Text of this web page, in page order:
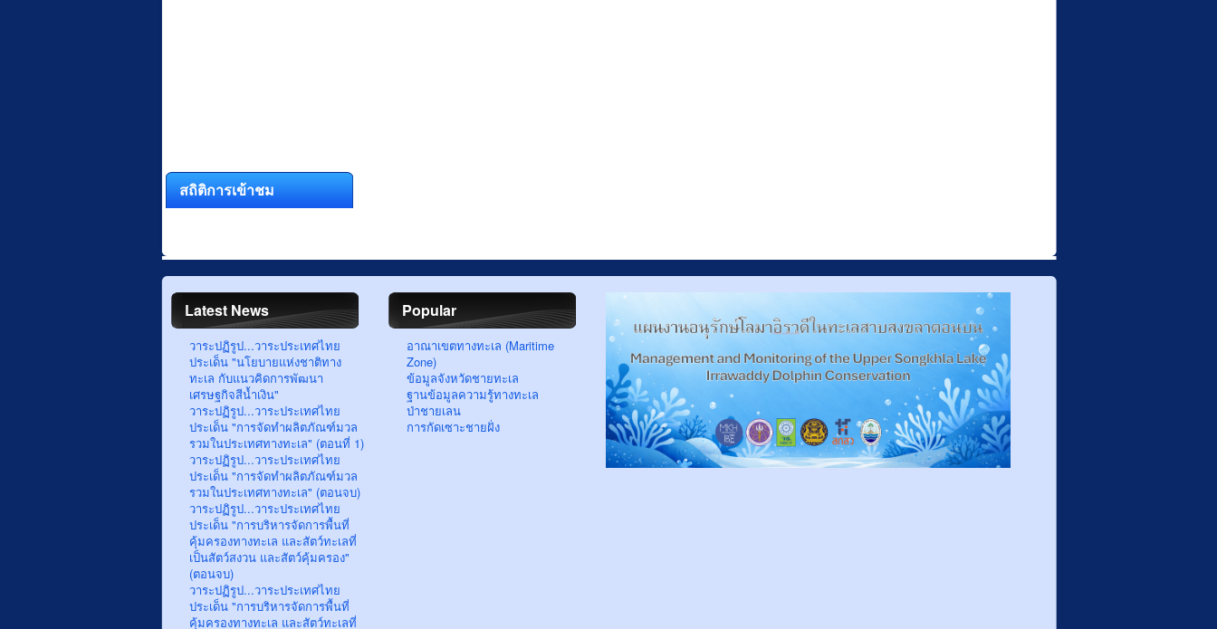
สถิติการเข้าชม
Latest News
วาระปฏิรูป...วาระประเทศไทย
ประเด็น "นโยบายแห่งชาติทาง
ทะเล กับแนวคิดการพัฒนา
เศรษฐกิจสีน้ำเงิน"
วาระปฏิรูป...วาระประเทศไทย
ประเด็น "การจัดทำผลิตภัณฑ์มวล
รวมในประเทศทางทะเล" (ตอนที่ 1)
วาระปฏิรูป...วาระประเทศไทย
ประเด็น "การจัดทำผลิตภัณฑ์มวล
รวมในประเทศทางทะเล" (ตอนจบ)
วาระปฏิรูป...วาระประเทศไทย
ประเด็น "การบริหารจัดการพื้นที่
คุ้มครองทางทะเล และสัตว์ทะเลที่
เป็นสัตว์สงวน และสัตว์คุ้มครอง"
(ตอนจบ)
วาระปฏิรูป...วาระประเทศไทย
ประเด็น "การบริหารจัดการพื้นที่
คุ้มครองทางทะเล และสัตว์ทะเลที่
Popular
อาณาเขตทางทะเล (Maritime
Zone)
ข้อมูลจังหวัดชายทะเล
ฐานข้อมูลความรู้ทางทะเล
ป่าชายเลน
การกัดเซาะชายฝั่ง